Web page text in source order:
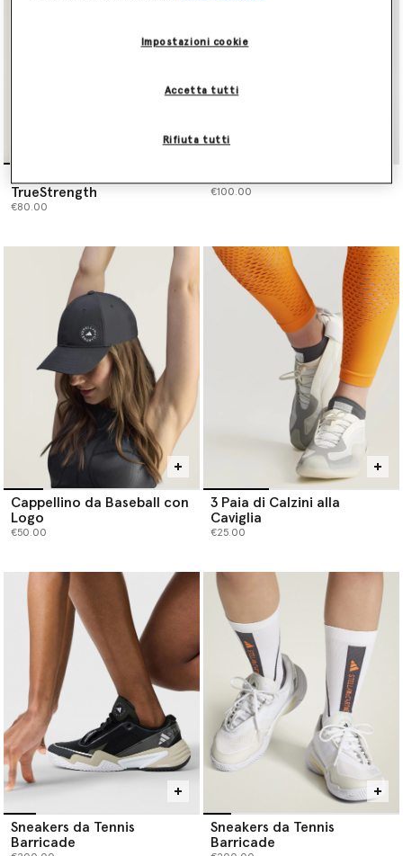
TrueStrength
€80.00
€100.00
Cappellino da Baseball con
Logo
€50.00
3 Paia di Calzini alla
Caviglia
€25.00
Sneakers da Tennis
Barricade
Sneakers da Tennis
Barricade
Impostazioni cookie
Rifiuta tutti
Accetta tutti